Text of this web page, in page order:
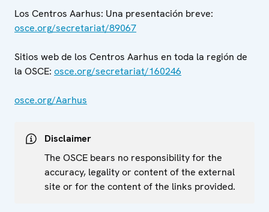
Los Centros Aarhus: Una presentación breve:
osce.org/secretariat/89067
Sitios web de los Centros Aarhus en toda la región de
la OSCE: osce.org/secretariat/160246
osce.org/Aarhus
Disclaimer
The OSCE bears no responsibility for the
accuracy, legality or content of the external
site or for the content of the links provided.